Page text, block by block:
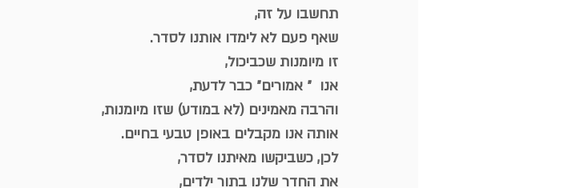
תחשבו על זה,
שאף פעם לא לימדו אותנו לסדר.
זו מיומנות שכביכול,
אנו  ״ אמורים״ כבר לדעת,
והרבה מאמינים (לא במודע) שזו מיומנות,
אותה אנו מקבלים באופן טבעי בחיים.
לכן, כשביקשו מאיתנו לסדר,
את החדר שלנו בתור ילדים,